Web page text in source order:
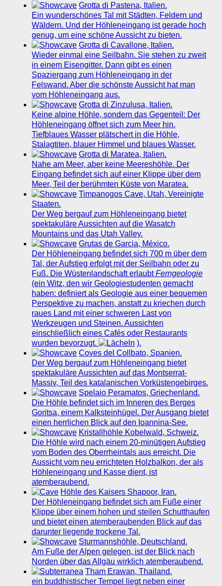
Grotta di Pastena, Italien.
Ein wunderschönes Tal mit Städten, Feldern und
Wäldern. Und der Höhleneingang ist gerade hoch
genug, um eine schöne Aussicht zu bieten.
Grotta di Cavallone, Italien.
Wieder einmal eine Seilbahn. Sie stehen zu zweit
in einem Eisengitter. Dann gibt es einen
Spaziergang zum Höhleneingang in der
Felswand. Aber die schönste Aussicht hat man
vom Höhleneingang aus.
Grotta di Zinzulusa, Italien.
Keine alpine Höhle, sondern das Gegenteil: Der
Höhleneingang öffnet sich zum Meer hin.
Tiefblaues Wasser plätschert in die Höhle,
Stalagtiten, blauer Himmel und blaues Wasser.
Grotta di Maratea, Italien.
Nahe am Meer, aber keine Meereshöhle. Der
Eingang befindet sich auf einer Klippe über dem
Meer, Teil der berühmten Küste von Maratea.
Timpanogos Cave, Utah, Vereinigte
Staaten.
Der Weg bergauf zum Höhleneingang bietet
spektakuläre Aussichten auf die Wasatch
Mountains und das Utah Valley.
Grutas de Garcia, México.
Der Höhleneingang befindet sich 700 m über dem
Tal, der Aufstieg erfolgt mit der Seilbahn oder zu
Fuß. Die Wüstenlandschaft erlaubtFerngeologie
(ein Witz, den wir Geologiestudenten gemacht
haben: definiert als Geologie aus einer bequemen
Perspektive zu machen, anstatt zu kriechen durch
raues Land mit einer schweren Last von
Werkzeugen und Steinen. Aussichten
einschließlich eines Cafés oder Restaurants
wurden bevorzugt.
).
Coves del Collbato, Spanien.
Der Weg bergauf zum Höhleneingang bietet
spektakuläre Aussichten auf das Montserrat-
Massiv, Teil des katalanischen Vorküstengebirges.
Spelaio Peramatos, Griechenland.
Die Höhle befindet sich im Inneren des Berges
Goritsa, einem Kalksteinhügel. Der Ausgang bietet
einen herrlichen Blick auf den Ioannina-See.
Kristallhöhle Kobelwald, Schweiz.
Die Höhle wird nach einem 20-minütigen Aufstieg
vom Boden des Oberrheintals aus erreicht. Die
Aussicht vom neu errichteten Holzbalkon, der als
Höhleneingang und Kasse dient, ist
atemberaubend.
Höhle des Kaisers Shapoor, Iran.
Der Höhleneingang befindet sich am Fuße einer
Klippe über einem hohen und steilen Schutthaufen
und bietet einen atemberaubenden Blick auf das
darunter liegende trockene Tal.
Sturmannshöhle, Deutschland.
Am Fuße der Alpen gelegen, ist der Blick nach
Norden über das Allgäu wirklich atemberaubend.
Tham Erawan, Thailand.
ein buddhistischer Tempel liegt neben einer